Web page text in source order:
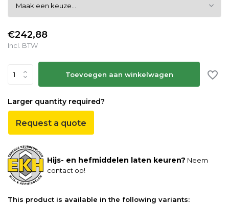
€242,88
Incl. BTW
Toevoegen aan winkelwagen
Larger quantity required?
Request a quote
Hijs- en hefmiddelen laten keuren? Neem
contact op!
This product is available in the following variants: